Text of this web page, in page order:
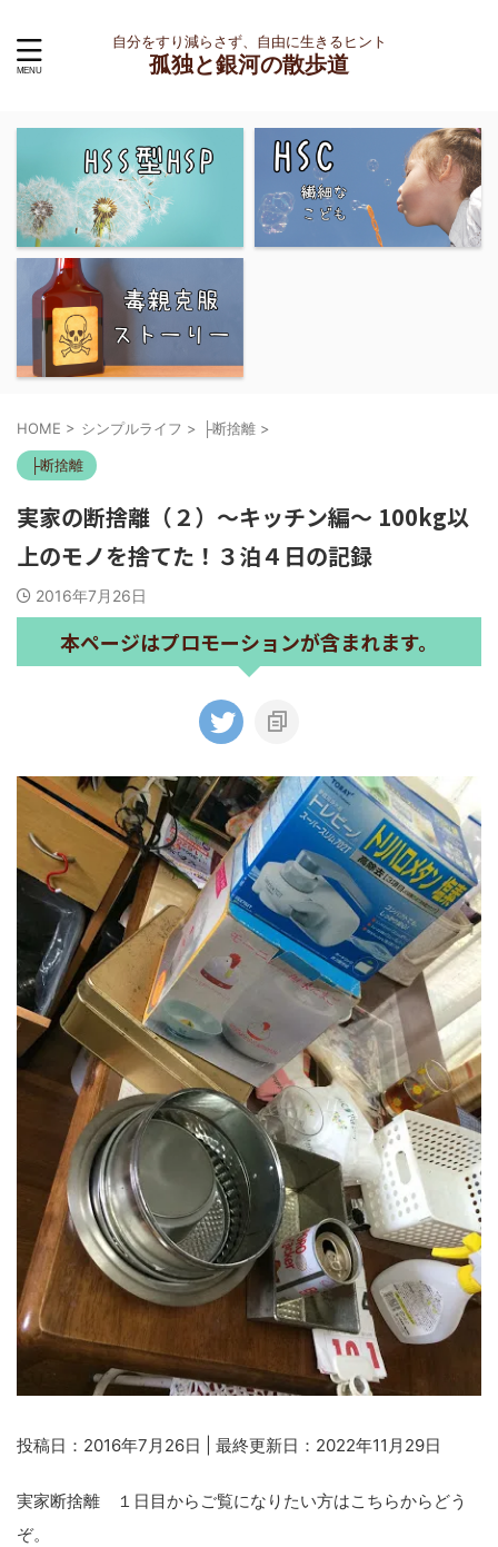
自分をすり減らさず、自由に生きるヒント
孤独と銀河の散歩道
HOME > シンプルライフ > ├断捨離 >
├断捨離
実家の断捨離（２）〜キッチン編〜 100kg以
上のモノを捨てた！３泊４日の記録
2016年7月26日
本ページはプロモーションが含まれます。
投稿日：2016年7月26日 | 最終更新日：2022年11月29日
実家断捨離 １日目からご覧になりたい方はこちらからどう
ぞ。